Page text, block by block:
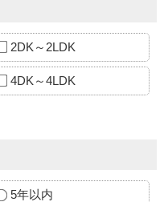
2DK～2LDK
4DK～4LDK
5年以内